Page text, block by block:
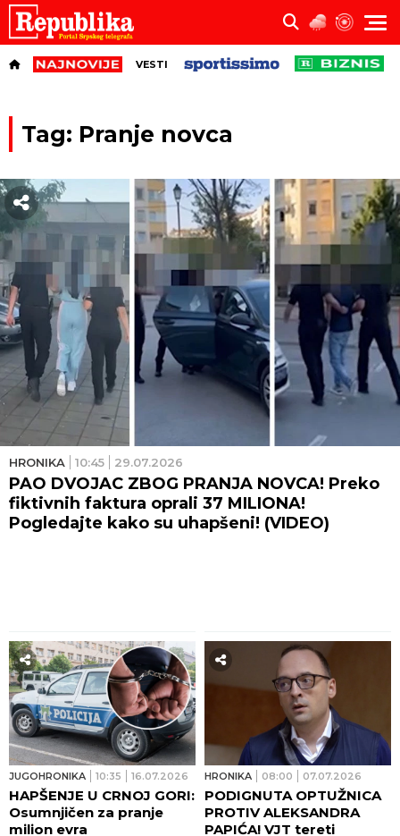
VESTI
Tag: Pranje novca
HRONIKA 10:45 29.07.2026
PAO DVOJAC ZBOG PRANJA NOVCA! Preko
fiktivnih faktura oprali 37 MILIONA!
Pogledajte kako su uhapšeni! (VIDEO)
JUGOHRONIKA 10:35 16.07.2026
HAPŠENJE U CRNOJ GORI:
Osumnjičen za pranje
milion evra
HRONIKA 08:00 07.07.2026
PODIGNUTA OPTUŽNICA
PROTIV ALEKSANDRA
PAPIĆA! VJT tereti